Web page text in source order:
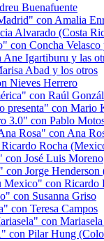
Buenafuente
con Amalia
Alvarado (Costa
con Concha Velasco
Igartiburu y las
Abad y los otros
Nieves Herrero
con Raúl
presenta" con Mario
3.0" con Pablo
Rosa" con Ana
Rocha
con José Luis Moreno
con Jorge Henderson
Mexico" con Ricardo
con Susanna Griso
con Teresa Campos
con
con Pilar Hung